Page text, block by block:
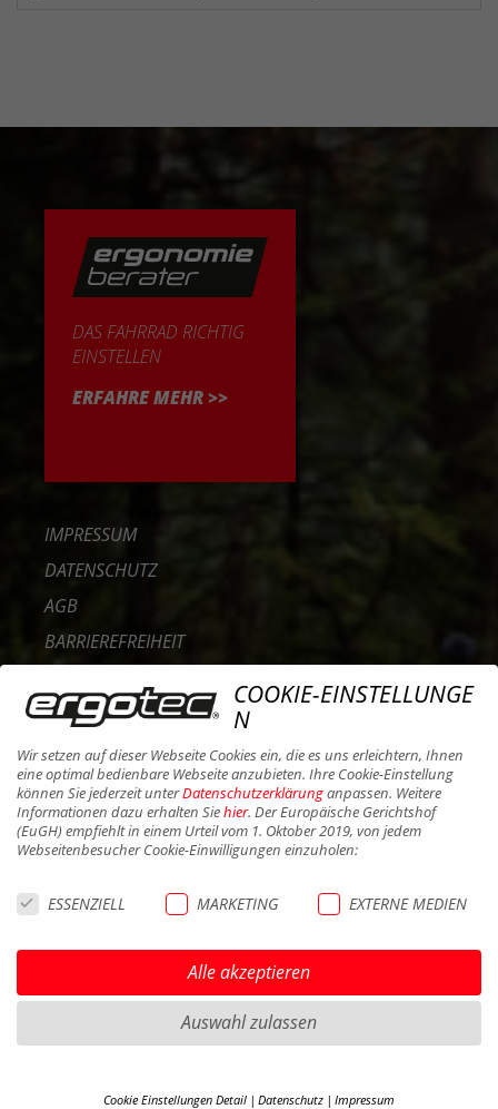
DAS FAHRRAD RICHTIG
EINSTELLEN
ERFAHRE MEHR >>
IMPRESSUM
DATENSCHUTZ
AGB
BARRIEREFREIHEIT
KARRIERE
B2B PORTAL
COOKIES
COOKIE-EINSTELLUNGE
N
Wir setzen auf dieser Webseite Cookies ein, die es uns erleichtern, Ihnen
eine optimal bedienbare Webseite anzubieten. Ihre Cookie-Einstellung
können Sie jederzeit unterDatenschutzerklärunganpassen. Weitere
Informationen dazu erhalten Siehier. Der Europäische Gerichtshof
(EuGH) empfiehlt in einem Urteil vom 1. Oktober 2019, von jedem
Webseitenbesucher Cookie-Einwilligungen einzuholen:
ESSENZIELL MARKETING EXTERNE MEDIEN
Alle akzeptieren
Auswahl zulassen
Cookie Einstellungen Detail Datenschutz Impressum